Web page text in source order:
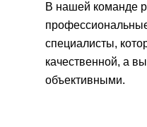
В нашей команде
специалисты,
качественной, а
объективными.